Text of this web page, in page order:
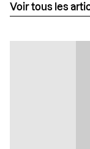
Voir tous les